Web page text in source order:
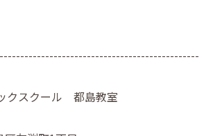
クスクール 都島教室